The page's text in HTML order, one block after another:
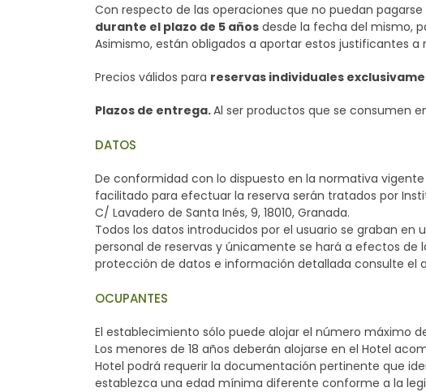
Con respecto de las operaciones que no puedan
durante el plazo de 5 años desde la fecha del mismo,
Asimismo, están obligados a aportar estos justificantes
Precios válidos para reservas individuales
Plazos de entrega.Al ser productos que se consumen
DATOS
De conformidad con lo dispuesto en la normativa
facilitado para efectuar la reserva serán tratados por
C/ Lavadero de Santa Inés, 9, 18010, Granada.
Todos los datos introducidos por el usuario se graban
personal de reservas y únicamente se hará a efectos
protección de datos e información detallada consulte el
OCUPANTES
El establecimiento sólo puede alojar el número máximo
Los menores de 18 años deberán alojarse en el Hotel
Hotel podrá requerir la documentación pertinente que
establezca una edad mínima diferente conforme a la